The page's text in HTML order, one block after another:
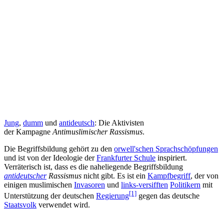
Jung, dumm und antideutsch: Die Aktivisten
der Kampagne Antimuslimischer Rassismus.
Die Begriffsbildung gehört zu den orwell'schen Sprach­schöpfungen
und ist von der Ideologie derFrankfurter Schule inspiriert.
Verräterisch ist, dass es die nahe­liegende Begriffs­bildung
antideutscherRassismus nicht gibt. Es ist ein Kampfbegriff, der von
einigen muslimischen Invasoren und links-versifften Politikern mit
Unterstützung der deutschen Regierung[1] gegen das deutsche
Staatsvolk verwendet wird.